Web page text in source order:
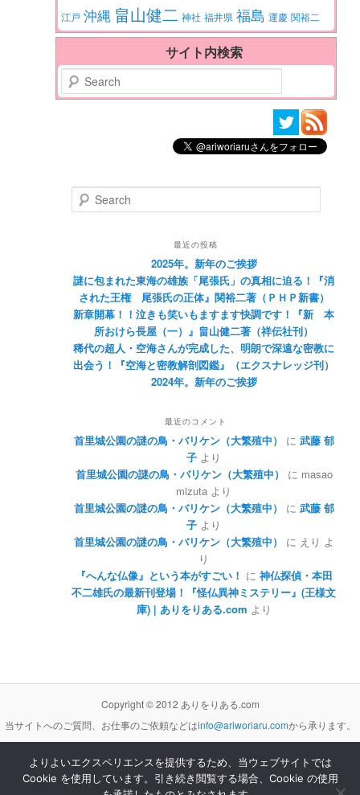
江戸 沖縄 畠山健二 神社 福井県 福島 運慶 関裕二
サイト内検索
Search
Search
最近の投稿
2025年。新年のご挨拶
謎に包まれた東海の雄族「尾張氏」の真相に迫る！『消
された王権 尾張氏の正体』関裕二著（ＰＨＰ新書）
新章開幕！！泣きも笑いもますます快調です！『新 本
所おけら長屋（一）』畠山健二著（祥伝社刊）
稀代の超人・空海さんが完成した、明朗で深遠な密教に
出会う！『空海と密教解剖図鑑』（エクスナレッジ刊）
2024年。新年のご挨拶
最近のコメント
首里城公園の謎の鳥・バリケン（大繁殖中） に 武藤 郁
子 より
首里城公園の謎の鳥・バリケン（大繁殖中）
に masao
mizuta より
首里城公園の謎の鳥・バリケン（大繁殖中）
に 武藤 郁
子 より
首里城公園の謎の鳥・バリケン（大繁殖中）
に えり よ
り
『へんな仏像』という本がすごい！ に 神仏探偵・本田
不二雄氏の最新刊登場！『怪仏異神ミステリー』(王様文
庫) | ありをりある.com より
Copyright © 2012 ありをりある.com
当サイトへのご質問、お仕事のご依頼などはinfo@ariworiaru.comから承ります。
本サイトの記事・内容は クリエイティブ・コモンズ 表示 - 非営利 - 改変禁止 3.0 非移植 ライセンス
の下に提供します。
よりよいエクスペリエンスを提供するため、当ウェブサイトでは
Cookie を使用しています。引き続き閲覧する場合、Cookie の使用